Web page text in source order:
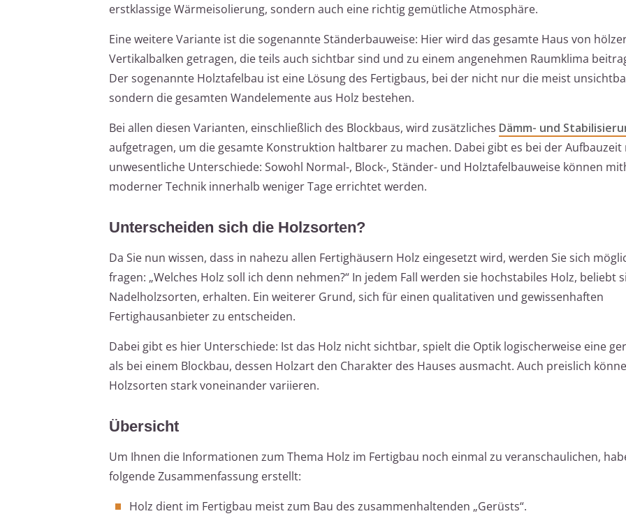
erstklassige Wärmeisolierung, sondern auch eine richtig gemütliche Atmosphäre.
Eine weitere Variante ist die sogenannte Ständerbauweise: Hier wird das gesamte Haus von
Vertikalbalken getragen, die teils auch sichtbar sind und zu einem angenehmen Raumklima
Der sogenannte Holztafelbau ist eine Lösung des Fertigbaus, bei der nicht nur die meist
sondern die gesamten Wandelemente aus Holz bestehen.
Bei allen diesen Varianten, einschließlich des Blockbaus, wird zusätzliches Dämm- und
aufgetragen, um die gesamte Konstruktion haltbarer zu machen. Dabei gibt es bei der Aufbauzeit
unwesentliche Unterschiede: Sowohl Normal-, Block-, Ständer- und Holztafelbauweise können
moderner Technik innerhalb weniger Tage errichtet werden.
Unterscheiden sich die Holzsorten?
Da Sie nun wissen, dass in nahezu allen Fertighäusern Holz eingesetzt wird, werden Sie sich
fragen: „Welches Holz soll ich denn nehmen?“ In jedem Fall werden sie hochstabiles Holz, beliebt
Nadelholzsorten, erhalten. Ein weiterer Grund, sich für einen qualitativen und gewissenhaften
Fertighausanbieter zu entscheiden.
Dabei gibt es hier Unterschiede: Ist das Holz nicht sichtbar, spielt die Optik logischerweise eine
als bei einem Blockbau, dessen Holzart den Charakter des Hauses ausmacht. Auch preislich
Holzsorten stark voneinander variieren.
Übersicht
Um Ihnen die Informationen zum Thema Holz im Fertigbau noch einmal zu veranschaulichen,
folgende Zusammenfassung erstellt:
Holz dient im Fertigbau meist zum Bau des zusammenhaltenden „Gerüsts“.